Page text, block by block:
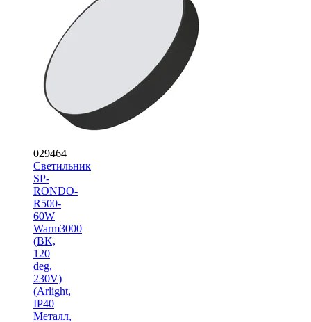
029464
Светильник
SP-
RONDO-
R500-
60W
Warm3000
(BK,
120
deg,
230V)
(Arlight,
IP40
Металл,